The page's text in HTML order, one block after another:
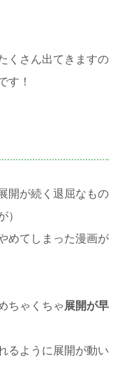
くさん出てきますの
す！
開が続く退屈なもの
）
めてしまった漫画が
ちゃくちゃ 展開が早
るように展開が動い